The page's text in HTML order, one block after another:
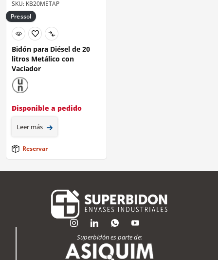
SKU: KB20METAP
Pressol
Bidón para Diésel de 20
litros Metálico con
Vaciador
Disponible a pedido
Leer más
Reservar
Superbidón es parte de: